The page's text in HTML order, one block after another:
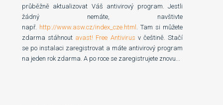
průběžně aktualizovat Váš antivirový program. Jestli
žádný nemáte, navštivte
např. http://www.asw.cz/index_cze.html . Tam si můžete
zdarma stáhnout avast! Free Antivirus v češtině. Stačí
se po instalaci zaregistrovat a máte antivirový program
na jeden rok zdarma. A po roce se zaregistrujete znovu...